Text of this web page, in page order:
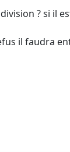
? si il
il faudra